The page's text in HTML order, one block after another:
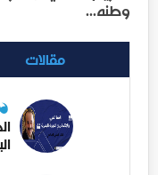
وطنه...
مقالات